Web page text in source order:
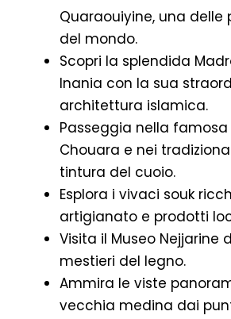
Quaraouiyine, una delle
del mondo.
Scopri la splendida
Inania con la sua
architettura islamica.
Passeggia nella
Chouara e nei
tintura del cuoio.
Esplora i vivaci souk
artigianato e prodotti
Visita il Museo Nejjarine
mestieri del legno.
Ammira le viste
vecchia medina dai